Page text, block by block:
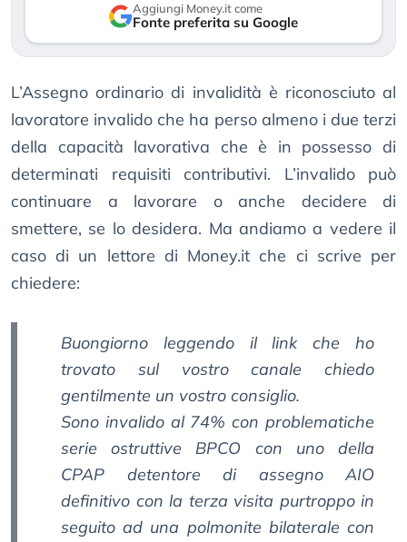
Aggiungi Money.it come
Fonte preferita su Google
L’Assegno ordinario di invalidità è riconosciuto al
lavoratore invalido che ha perso almeno i due terzi
della capacità lavorativa che è in possesso di
determinati requisiti contributivi. L’invalido può
continuare a lavorare o anche decidere di
smettere, se lo desidera. Ma andiamo a vedere il
caso di un lettore di Money.it che ci scrive per
chiedere:
Buongiorno leggendo il link che ho
trovato sul vostro canale chiedo
gentilmente un vostro consiglio.
Sono invalido al 74% con problematiche
serie ostruttive BPCO con uno della
CPAP detentore di assegno AIO
definitivo con la terza visita purtroppo in
seguito ad una polmonite bilaterale con